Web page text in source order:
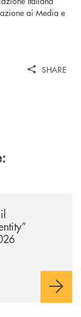
ai Media e
SHARE